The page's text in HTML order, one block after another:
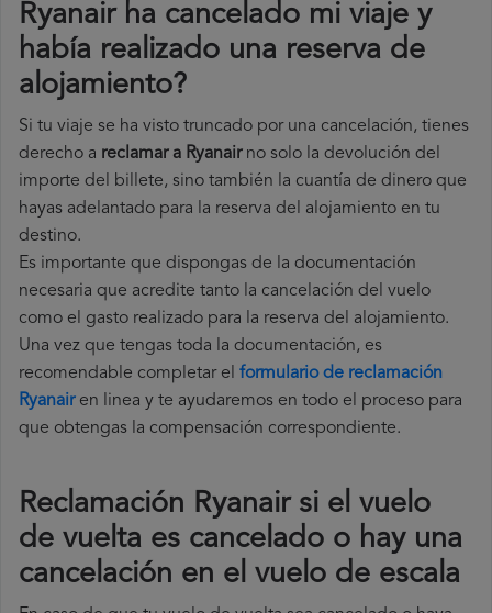
Ryanair ha cancelado mi viaje y
había realizado una reserva de
alojamiento?
Si tu viaje se ha visto truncado por una cancelación, tienes
derecho a reclamar a Ryanairno solo la devolución del
importe del billete, sino también la cuantía de dinero que
hayas adelantado para la reserva del alojamiento en tu
destino.
Es importante que dispongas de la documentación
necesaria que acredite tanto la cancelación del vuelo
como el gasto realizado para la reserva del alojamiento.
Una vez que tengas toda la documentación, es
recomendable completar el formulario de reclamación
Ryanairen linea y te ayudaremos en todo el proceso para
que obtengas la compensación correspondiente.
Reclamación Ryanair si el vuelo
de vuelta es cancelado o hay una
cancelación en el vuelo de escala